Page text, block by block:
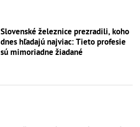
Slovenské železnice prezradili, koho
dnes hľadajú najviac: Tieto profesie
sú mimoriadne žiadané